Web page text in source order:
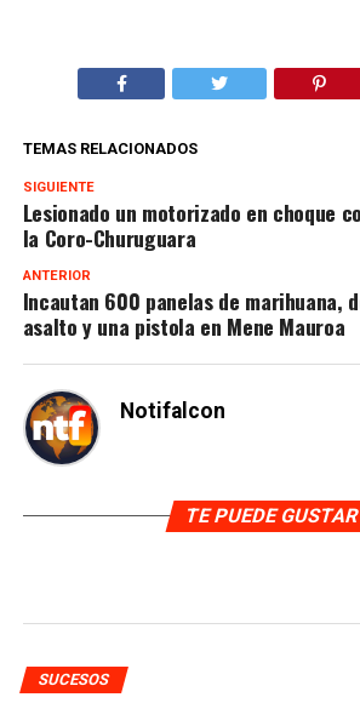
TEMAS RELACIONADOS
SIGUIENTE
Lesionado un motorizado en choque
la Coro-Churuguara
ANTERIOR
Incautan 600 panelas de marihuana,
asalto y una pistola en Mene Mauroa
Notifalcon
TE PUEDE GUSTAR
SUCESOS